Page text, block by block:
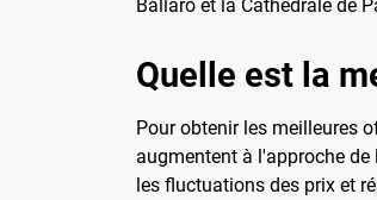
Ballarò et la Cathédrale de
Quelle est la
Pour obtenir les meilleures
augmentent à l'approche
les fluctuations des prix et